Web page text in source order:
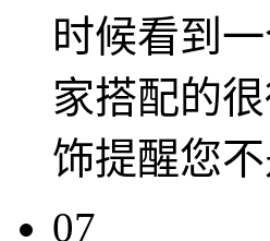
时候看到
家搭配的
饰提醒您
07